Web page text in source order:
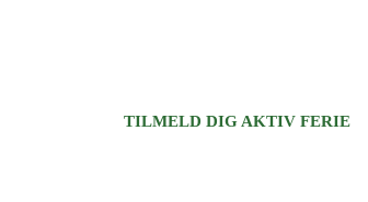
TILMELD DIG AKTIV FERIE